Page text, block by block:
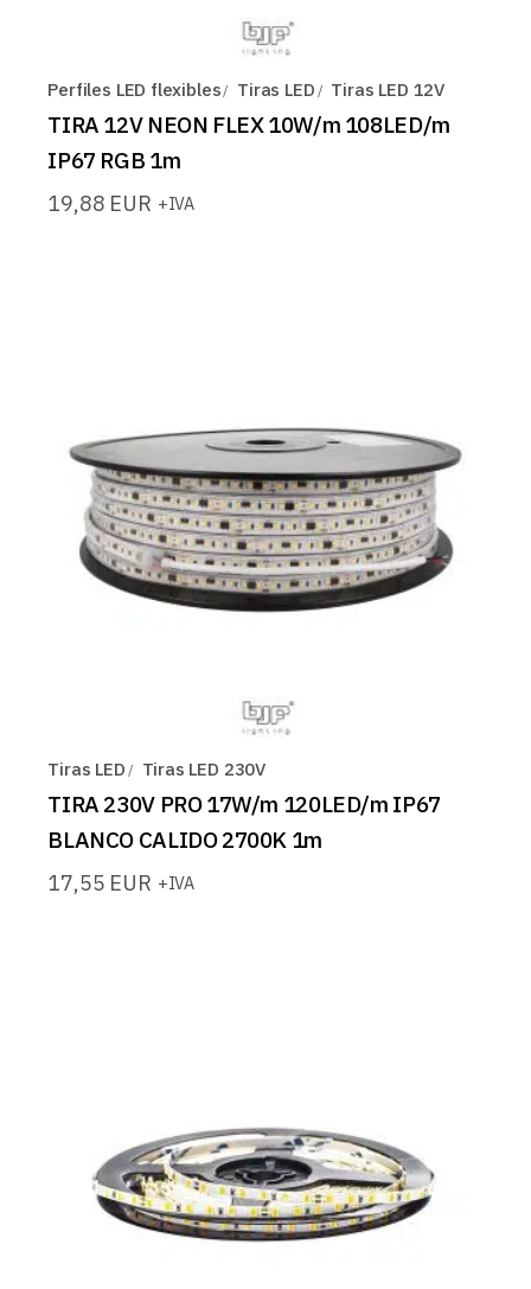
Perfiles LED flexibles Tiras LED Tiras LED 12V
TIRA 12V NEON FLEX 10W/m 108LED/m
IP67 RGB 1m
19,88 EUR +IVA
Tiras LED Tiras LED 230V
TIRA 230V PRO 17W/m 120LED/m IP67
BLANCO CALIDO 2700K 1m
17,55 EUR +IVA